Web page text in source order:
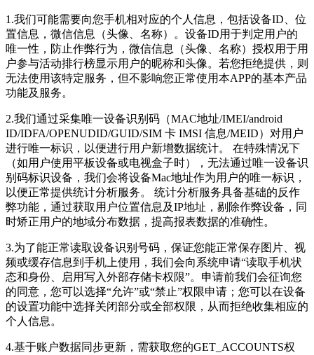
1.我们可能需要向您手机相对应的个人信息，包括设备ID、位
置信息，微信信息（头像、名称）。设备ID用于判定用户的
唯一性，防止作弊行为，微信信息（头像、名称）授权用于用
户参与活动排行榜显示用户的昵称和头像。若您拒绝提供，则
无法使用该特定服务，但不影响您正常使用本APP的基本产品
功能及服务。
2.我们通过采集唯一设备识别码（MAC地址/IMEI/android
ID/IDFA/OPENUDID/GUID/SIM 卡 IMSI 信息/MEID）对用户
进行唯一标识，以便进行用户新增数据统计。 在特殊情况下
（如用户使用平板设备或电视盒子时），无法通过唯一设备识
别码标识设备，我们会将设备Mac地址作为用户的唯一标识，
以便正常提供统计分析服务。 统计分析服务具备基础的反作
弊功能，通过获取用户位置信息及IP地址，剔除作弊设备，同
时矫正用户的地域分布数据，提高报表数据的准确性。
3.为了能正常读取设备识别号码，保证您能正常保存图片、视
频或缓存信息到手机上使用，我们会向系统申请“读取手机状
态和身份、启用写入外部存储卡权限”。申请前我们会征询您
的同意，您可以选择“允许”或“禁止”权限申请；您可以在设备
的设置功能中选择关闭部分或全部权限，从而拒绝收集相应的
个人信息。
4.基于账户数据同步更新，需获取您的GET_ACCOUNTS权